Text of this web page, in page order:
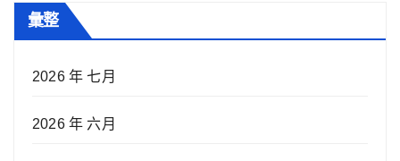
彙整
2026 年 七月
2026 年 六月